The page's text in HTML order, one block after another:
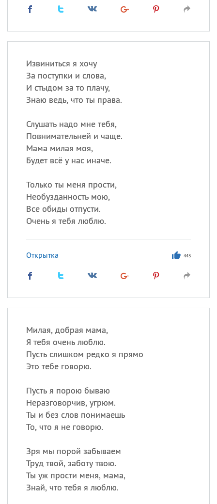
Извиниться я хочу
За поступки и слова,
И стыдом за то плачу,
Знаю ведь, что ты права.
Слушать надо мне тебя,
Повнимательней и чаще.
Мама милая моя,
Будет всё у нас иначе.
Только ты меня прости,
Необузданность мою,
Все обиды отпусти.
Очень я тебя люблю.
Открытка 443
Милая, добрая мама,
Я тебя очень люблю.
Пусть слишком редко я прямо
Это тебе говорю.
Пусть я порою бываю
Неразговорчив, угрюм.
Ты и без слов понимаешь
То, что я не говорю.
Зря мы порой забываем
Труд твой, заботу твою.
Ты уж прости меня, мама,
Знай, что тебя я люблю.